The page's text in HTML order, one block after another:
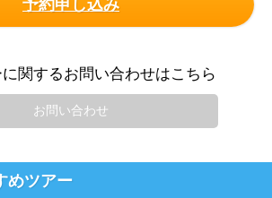
予約申し込み
関するお問い合わせはこちら
お問い合わせ
めツアー